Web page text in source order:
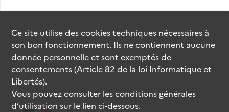
Ce site utilise descookiestechniques nécessaires à
son bon fonctionnement. Ils ne contiennent aucune
donnée personnelle et sont exemptés de
consentements (Article 82 de la loi Informatique et
Libertés).
Vous pouvez consulter les conditions générales
d’utilisation sur le lien ci-dessous.